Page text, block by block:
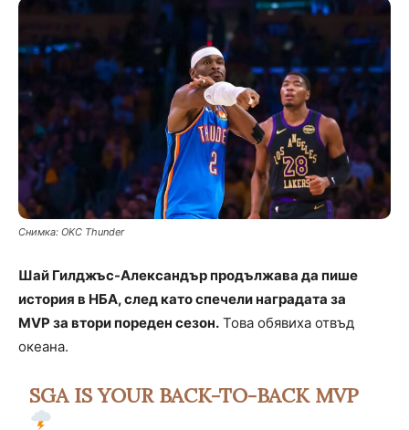
Снимкa: OKC Thunder
Шай Гилджъс-Александър продължава да пише
история в НБА, след като спечели наградата за
MVP за втори пореден сезон. Това обявиха отвъд
океана.
SGA IS YOUR BACK-TO-BACK MVP